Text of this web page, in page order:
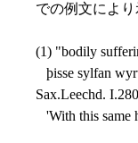
での例文により
(1) "bodily
þisse sylfan
Sax.Leechd.
'With this same